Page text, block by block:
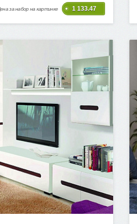
за набор на картинке 1 133.47